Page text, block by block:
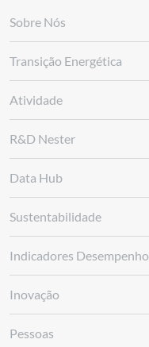
Sobre Nós
Transição Energética
Atividade
R&D Nester
Data Hub
Sustentabilidade
Indicadores Desempenho
Inovação
Pessoas